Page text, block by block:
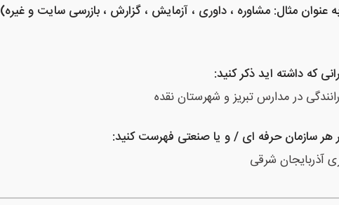
عنوان مثال: مشاوره ، داوری ، آزمایش ، گزارش ، بازرسی سایت و غیره)
که داشته اید ذکر کنید:
در مدارس تبریز و شهرستان نقده
هر سازمان حرفه ای / و یا صنعتی فهرست کنید:
آذربایجان شرقی